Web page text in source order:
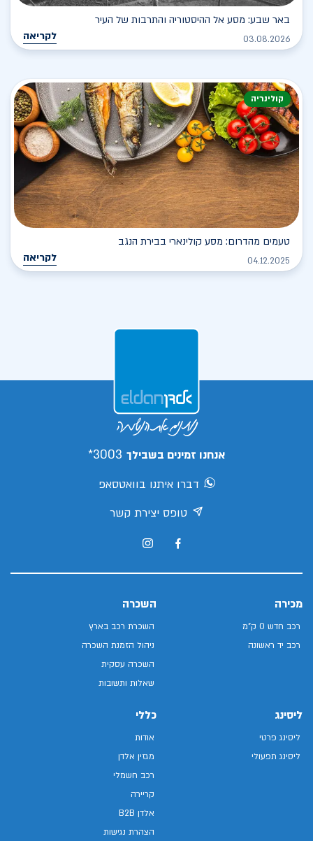
באר שבע: מסע אל ההיסטוריה והתרבות של העיר
03.08.2026 לקריאה
קולינריה
טעמים מהדרום: מסע קולינארי בבירת הנגב
04.12.2025 לקריאה
אנחנו זמינים בשבילך 3003*
דברו איתנו בוואטסאפ
טופס יצירת קשר
מכירה
רכב חדש 0 ק"מ
רכב יד ראשונה
השכרה
השכרת רכב בארץ
ניהול הזמנת השכרה
השכרה עסקית
שאלות ותשובות
ליסינג
ליסינג פרטי
ליסינג תפעולי
כללי
אודות
מגזין אלדן
רכב חשמלי
קריירה
אלדן B2B
הצהרת נגישות